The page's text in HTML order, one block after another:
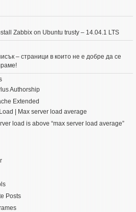
Zabbix on Ubuntu trusty – 14.04.1 LTS
– страници в които не е добре да се
Authorship
Extended
| Max server load average
load is above “max server load average”
Posts